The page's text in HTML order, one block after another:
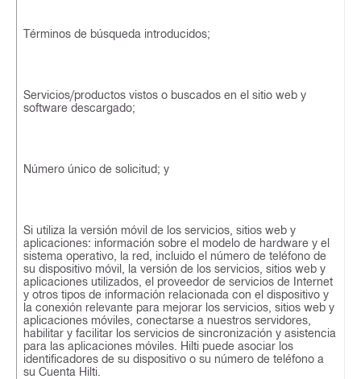
Términos de búsqueda introducidos;
Servicios/productos vistos o buscados en el sitio web y
software descargado;
Número único de solicitud; y
Si utiliza la versión móvil de los servicios, sitios web y
aplicaciones: información sobre el modelo de hardware y el
sistema operativo, la red, incluido el número de teléfono de
su dispositivo móvil, la versión de los servicios, sitios web y
aplicaciones utilizados, el proveedor de servicios de Internet
y otros tipos de información relacionada con el dispositivo y
la conexión relevante para mejorar los servicios, sitios web y
aplicaciones móviles, conectarse a nuestros servidores,
habilitar y facilitar los servicios de sincronización y asistencia
para las aplicaciones móviles. Hilti puede asociar los
identificadores de su dispositivo o su número de teléfono a
su Cuenta Hilti.